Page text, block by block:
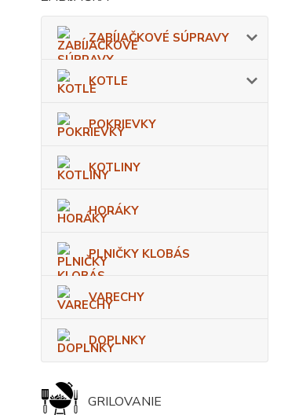
ZABÍJAČKOVÉ SÚPRAVY
KOTLE
POKRIEVKY
KOTLINY
HORÁKY
PLNIČKY KLOBÁS
VARECHY
DOPLNKY
GRILOVANIE